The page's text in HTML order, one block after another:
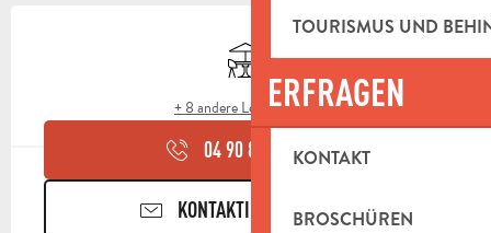
TOURISMUS UND
ERFRAGEN
KONTAKT
BROSCHÜREN
ÖFFNUNGSZEITEN &
Terrasse
+ 8 andere Leistung(en)
04 90 85 45▒▒
KONTAKTIEREN SIE UNS